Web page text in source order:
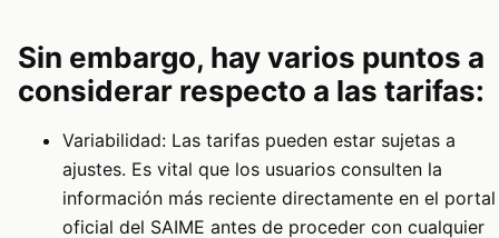
Sin embargo, hay varios puntos a
considerar respecto a las tarifas:
Variabilidad: Las tarifas pueden estar sujetas a
ajustes. Es vital que los usuarios consulten la
información más reciente directamente en el portal
oficial del SAIME antes de proceder con cualquier